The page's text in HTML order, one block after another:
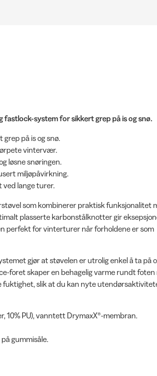
system for sikkert grep på is og snø.
på is og snø.
vintervær.
løsne snøringen.
miljøpåvirkning.
ved lange turer.
som kombinerer praktisk funksjonalitet
plasserte karbonstålknotter gir
perfekt for vinterturer når forholdene er som
gjør at støvelen er utrolig enkel å ta på
foret skaper en behagelig varme rundt foten
slik at du kan nyte
10% PU), vanntett DrymaxX®-membran.
gummisåle.